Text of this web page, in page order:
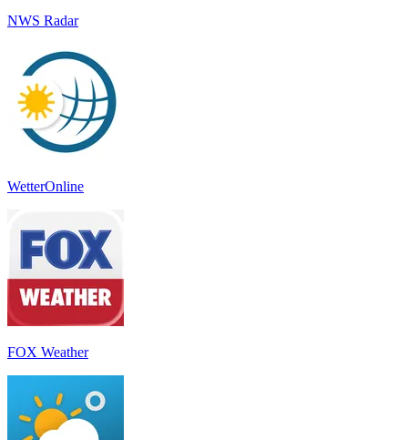
NWS Radar
WetterOnline
FOX Weather